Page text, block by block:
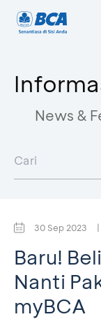
News &
30 Sep 2023 |
Baru!
Nanti
myBCA